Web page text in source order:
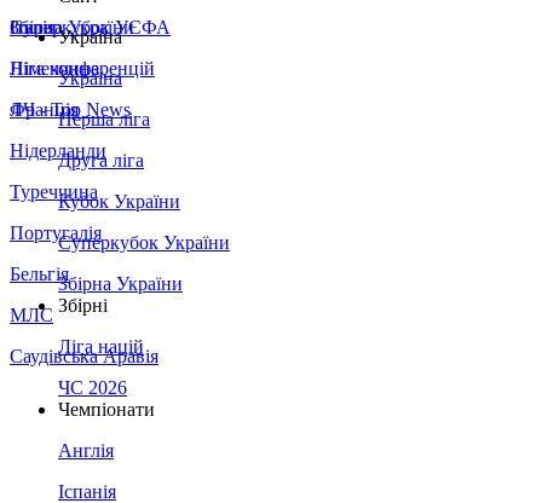
Збірна України
Італія
Німеччина
Франція
Нідерланди
Туреччина
Португалія
Бельгія
МЛС
Саудівська Аравія
Суперкубок УЄФА
Ліга конференцій
ЛЧ - Top News
Україна
Україна
Перша ліга
Друга ліга
Кубок України
Суперкубок України
Збірна України
Збірні
Ліга націй
ЧС 2026
Чемпіонати
Англія
Іспанія